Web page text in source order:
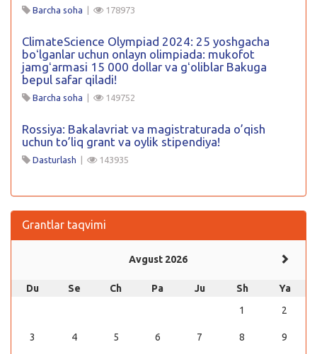
Barcha soha 178973
ClimateScience Olympiad 2024: 25 yoshgacha
boʻlganlar uchun onlayn olimpiada: mukofot
jamgʻarmasi 15 000 dollar va gʻoliblar Bakuga
bepul safar qiladi!
Barcha soha 149752
Rossiya: Bakalavriat va magistraturada o’qish
uchun to’liq grant va oylik stipendiya!
Dasturlash 143935
Grantlar taqvimi
Avgust 2026
Du Se Ch Pa Ju Sh
Ya
1
2
3 4 5 6 7 8 9